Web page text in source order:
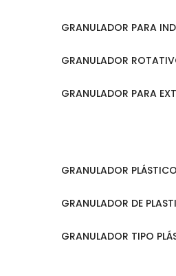
GRANULADOR PARA
GRANULADOR
GRANULADOR PARA
GRANULADOR PLÁSTICO
GRANULADOR DE
GRANULADOR TIPO